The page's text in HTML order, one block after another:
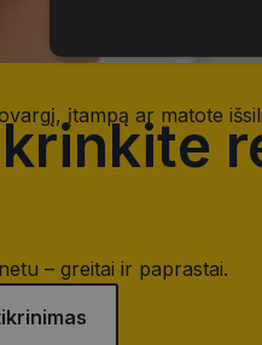
įtampą ar matote
– greitai ir paprastai.
slapukai
Šie slapukai yra
tačiau
saugomi Jūsų